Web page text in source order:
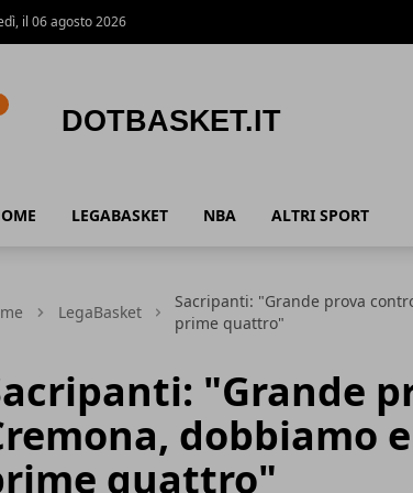
il 06 agosto 2026
LEGABASKET NBA ALTRI SPORT
LegaBasket
Sacripanti: "Grande prova
prime quattro"
"Grande
dobbiamo
quattro"